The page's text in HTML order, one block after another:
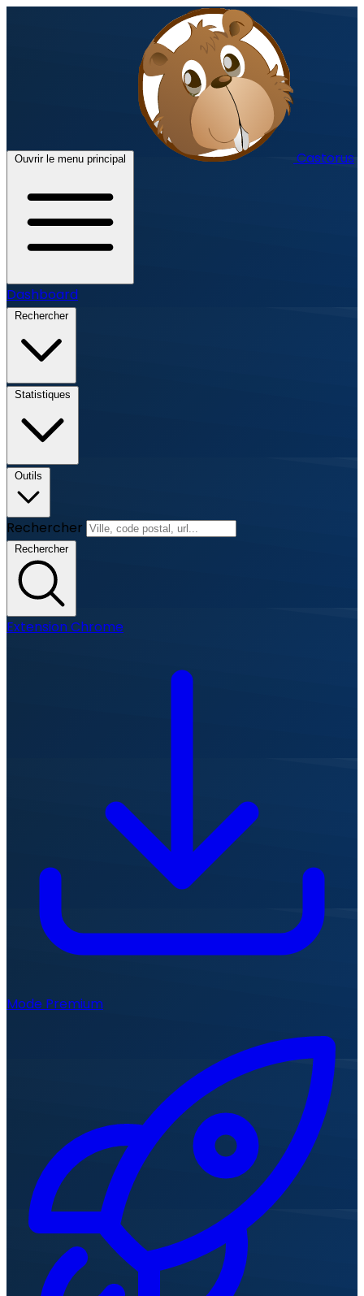
Ouvrir le menu principal Castorus
Dashboard
Rechercher
Statistiques
Outils
Rechercher
Rechercher
Extension Chrome
Mode Premium